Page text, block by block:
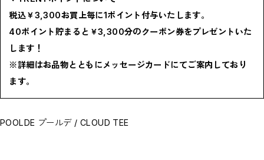
HOME / 照明
RESTOCK / 再入荷
PRE-ORDER / 先行予約
private
CLOSE
税込￥3,300お買上毎に1ポイント付与いたします。
40ポイント貯まると￥3,300分のクーポン券をプレゼントいた
します！
※詳細はお品物とともにメッセージカードにてご案内しており
ます。
POOLDE プールデ / CLOUD TEE